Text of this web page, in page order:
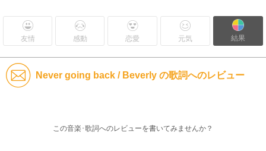
友情 感動 恋愛 元気 結果
Never going back / Beverly の歌詞へのレビュー
この音楽･歌詞へのレビューを書いてみませんか？